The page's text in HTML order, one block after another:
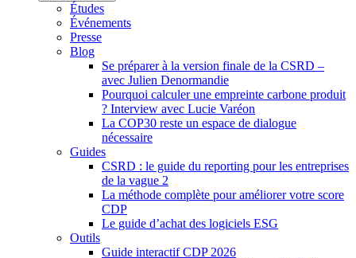
Études
Événements
Presse
Blog
Se préparer à la version finale de la CSRD –
avec Julien Denormandie
Pourquoi calculer une empreinte carbone produit
? Interview avec Lucie Varéon
La COP30 reste un espace de dialogue
nécessaire
Guides
CSRD : le guide du reporting pour les entreprises
de la vague 2
La méthode complète pour améliorer votre score
CDP
Le guide d’achat des logiciels ESG
Outils
Guide interactif CDP 2026